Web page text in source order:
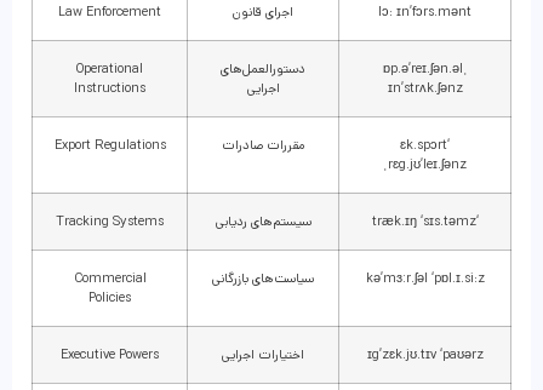
lɔ: ɪn’fɔrs.mənt اجرای قانون Law Enforcement
ˌɒp.ə’reɪ.ʃən.əl
ɪn’strʌk.ʃənz
دستورالعمل‌های
اجرایی
Operational
Instructions
‘ɛk.spɔrt
ˌrɛg.jʊ’leɪ.ʃənz
مقررات صادرات Export Regulations
‘træk.ɪŋ ‘sɪs.təmz سیستم‌های ردیابی Tracking Systems
kə’mɜːr.ʃəl ‘pɒl.ɪ.si:z سیاست‌های بازرگانی
Commercial
Policies
ɪg’zɛk.jʊ.tɪv ‘paʊərz اختیارات اجرایی Executive Powers